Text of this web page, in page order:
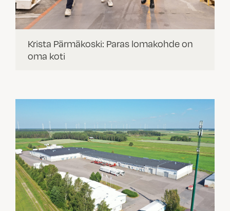
Krista Pärmäkoski: Paras lomakohde on
oma koti